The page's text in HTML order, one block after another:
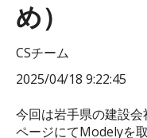
め）
CSチーム
2025/04/18 9:22:45
今回は岩手県の建設
ページにてModelyを